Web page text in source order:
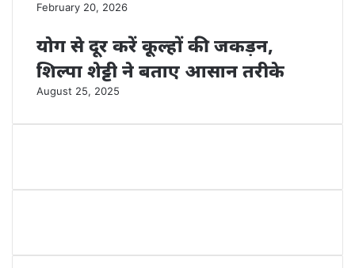
February 20, 2026
योग से दूर करें कूल्हों की जकड़न,
शिल्पा शेट्टी ने बताए आसान तरीके
August 25, 2025